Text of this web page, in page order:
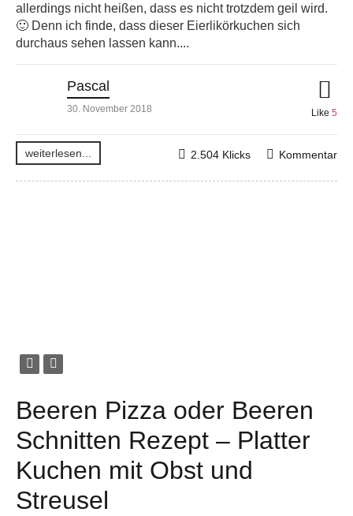
allerdings nicht heißen, dass es nicht trotzdem geil wird.
🙂 Denn ich finde, dass dieser Eierlikörkuchen sich
durchaus sehen lassen kann....
Pascal
30. November 2018 Like 5
weiterlesen... Kommentar
2.504 Klicks
Beeren Pizza oder Beeren
Schnitten Rezept – Platter
Kuchen mit Obst und
Streusel